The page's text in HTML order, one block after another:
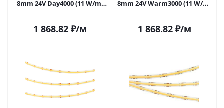
8mm 24V Day4000 (11 W/m,
1 868.82₽/м
8mm 24V Warm3000 (11 W/m,
1 868.82₽/м